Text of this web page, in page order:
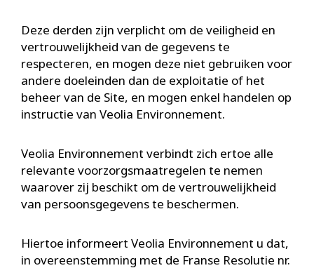
Deze derden zijn verplicht om de veiligheid en
vertrouwelijkheid van de gegevens te
respecteren, en mogen deze niet gebruiken voor
andere doeleinden dan de exploitatie of het
beheer van de Site, en mogen enkel handelen op
instructie van Veolia Environnement.
Veolia Environnement verbindt zich ertoe alle
relevante voorzorgsmaatregelen te nemen
waarover zij beschikt om de vertrouwelijkheid
van persoonsgegevens te beschermen.
Hiertoe informeert Veolia Environnement u dat,
in overeenstemming met de Franse Resolutie nr.